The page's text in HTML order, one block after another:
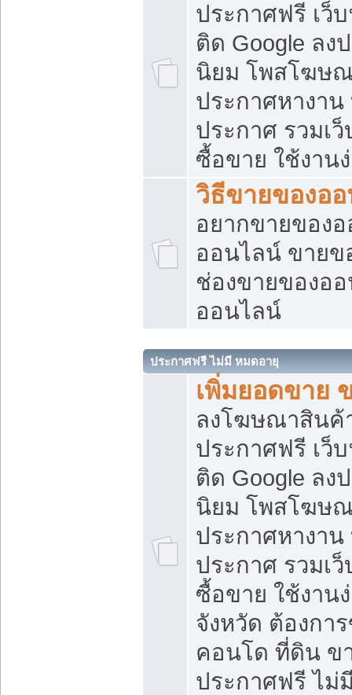
ประกาศฟรี เว็
ติด Google ลง
นิยม โพสโฆษ
ประกาศหางาน
ประกาศ รวมเ
ซื้อขาย ใช้งาน
วิธีขายของอ
อยากขายของ
ออนไลน์ ขายข
ช่องขายของอ
ออนไลน์
ประกาศฟรี ไม่มี หมดอายุ
เพิ่มยอดขาย
ลงโฆษณาสิน
ประกาศฟรี เว็
ติด Google ลง
นิยม โพสโฆษ
ประกาศหางาน
ประกาศ รวมเ
ซื้อขาย ใช้งาน
จังหวัด ต้องกา
คอนโด ที่ดิน ข
ประกาศฟรี ไม่